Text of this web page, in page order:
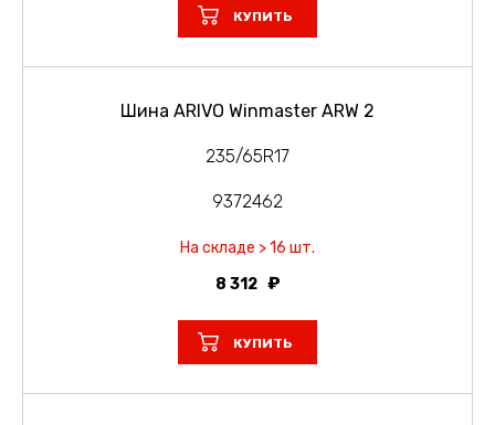
КУПИТЬ
Шина ARIVO Winmaster ARW 2
235/65R17
9372462
На складе > 16 шт.
8 312
КУПИТЬ